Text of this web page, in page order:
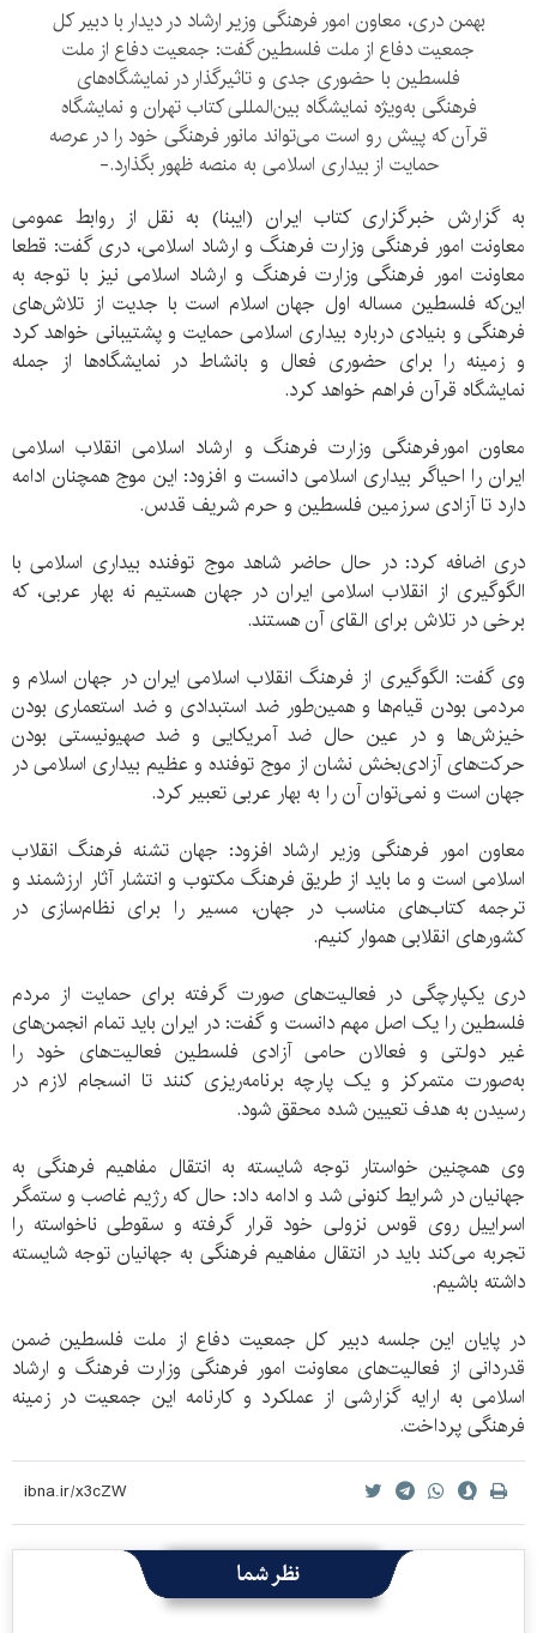
بهمن دری، معاون امور فرهنگی وزیر ارشاد در دیدار با دبیر کل
جمعیت دفاع از ملت فلسطین گفت: جمعیت دفاع از ملت
فلسطین با حضوری جدی و تاثیرگذار در نمایشگاه‌های
فرهنگی به‌ویژه نمایشگاه بین‌المللی کتاب تهران و نمایشگاه
قرآن که پیش رو است می‌تواند مانور فرهنگی خود را در عرصه
حمایت از بیداری اسلامی به منصه ظهور بگذارد.-
به گزارش خبرگزاری کتاب ایران (ایبنا) به نقل از روابط عمومی
معاونت امور فرهنگی وزارت فرهنگ و ارشاد اسلامی، دری گفت: قطعا
معاونت امور فرهنگی وزارت فرهنگ و ارشاد اسلامی نیز با توجه به
این‌که فلسطین مساله اول جهان اسلام است با جدیت از تلاش‌های
فرهنگی و بنیادی درباره بیداری اسلامی حمایت و پشتیبانی خواهد کرد
و زمینه را برای حضوری فعال و بانشاط در نمایشگاه‌ها از جمله
نمایشگاه قرآن فراهم خواهد کرد.
معاون امورفرهنگی وزارت فرهنگ و ارشاد اسلامی انقلاب اسلامی
ایران را احیاگر بیداری اسلامی دانست و افزود: این موج همچنان ادامه
دارد تا آزادی سرزمین فلسطین و حرم شریف قدس.
دری اضافه کرد: در حال حاضر شاهد موج توفنده بیداری اسلامی با
الگوگیری از انقلاب اسلامی ایران در جهان هستیم نه بهار عربی، که
برخی در تلاش برای القای آن هستند.
وی گفت: الگوگیری از فرهنگ انقلاب اسلامی ایران در جهان اسلام و
مردمی بودن قیام‌ها و همین‌طور ضد استبدادی و ضد استعماری بودن
خیزش‌ها و در عین حال ضد آمریکایی و ضد صهیونیستی بودن
حرکت‌های آزادی‌بخش نشان از موج توفنده و عظیم بیداری اسلامی در
جهان است و نمی‌توان آن را به بهار عربی تعبیر کرد.
معاون امور فرهنگی وزیر ارشاد افزود: جهان تشنه فرهنگ انقلاب
اسلامی است و ما باید از طریق فرهنگ مکتوب و انتشار آثار ارزشمند و
ترجمه کتاب‌های مناسب در جهان، مسیر را برای نظام‌سازی در
کشور‌های انقلابی هموار کنیم.
دری یکپارچگی در فعالیت‌های صورت گرفته برای حمایت از مردم
فلسطین را یک اصل مهم دانست و گفت: در ایران باید تمام انجمن‌های
غیر دولتی و فعالان حامی آزادی فلسطین فعالیت‌های خود را
به‌صورت متمرکز و یک پارچه برنامه‌ریزی کنند تا انسجام لازم در
رسیدن به هدف تعیین شده محقق شود.
وی همچنین خواستار توجه شایسته به انتقال مفاهیم فرهنگی به
جهانیان در شرایط کنونی شد و ادامه داد: حال که رژیم غاصب و ستمگر
اسراییل روی قوس نزولی خود قرار گرفته و سقوطی ناخواسته را
تجربه می‌کند باید در انتقال مفاهیم فرهنگی به جهانیان توجه شایسته
داشته باشیم.
در پایان این جلسه دبیر کل جمعیت دفاع از ملت فلسطین ضمن
قدردانی از فعالیت‌های معاونت امور فرهنگی وزارت فرهنگ و ارشاد
اسلامی به ارایه گزارشی از عملکرد و کارنامه این جمعیت در زمینه
فرهنگی پرداخت.
نظر شما